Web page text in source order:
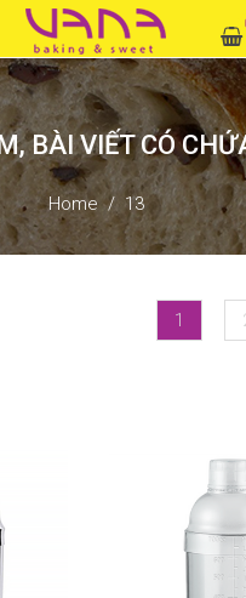
BÀI VIẾT CÓ
Home 13
1